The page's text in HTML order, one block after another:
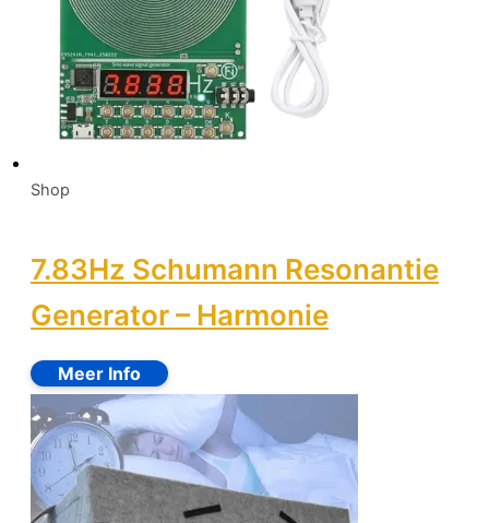
Shop
7.83Hz Schumann Resonantie
Generator – Harmonie